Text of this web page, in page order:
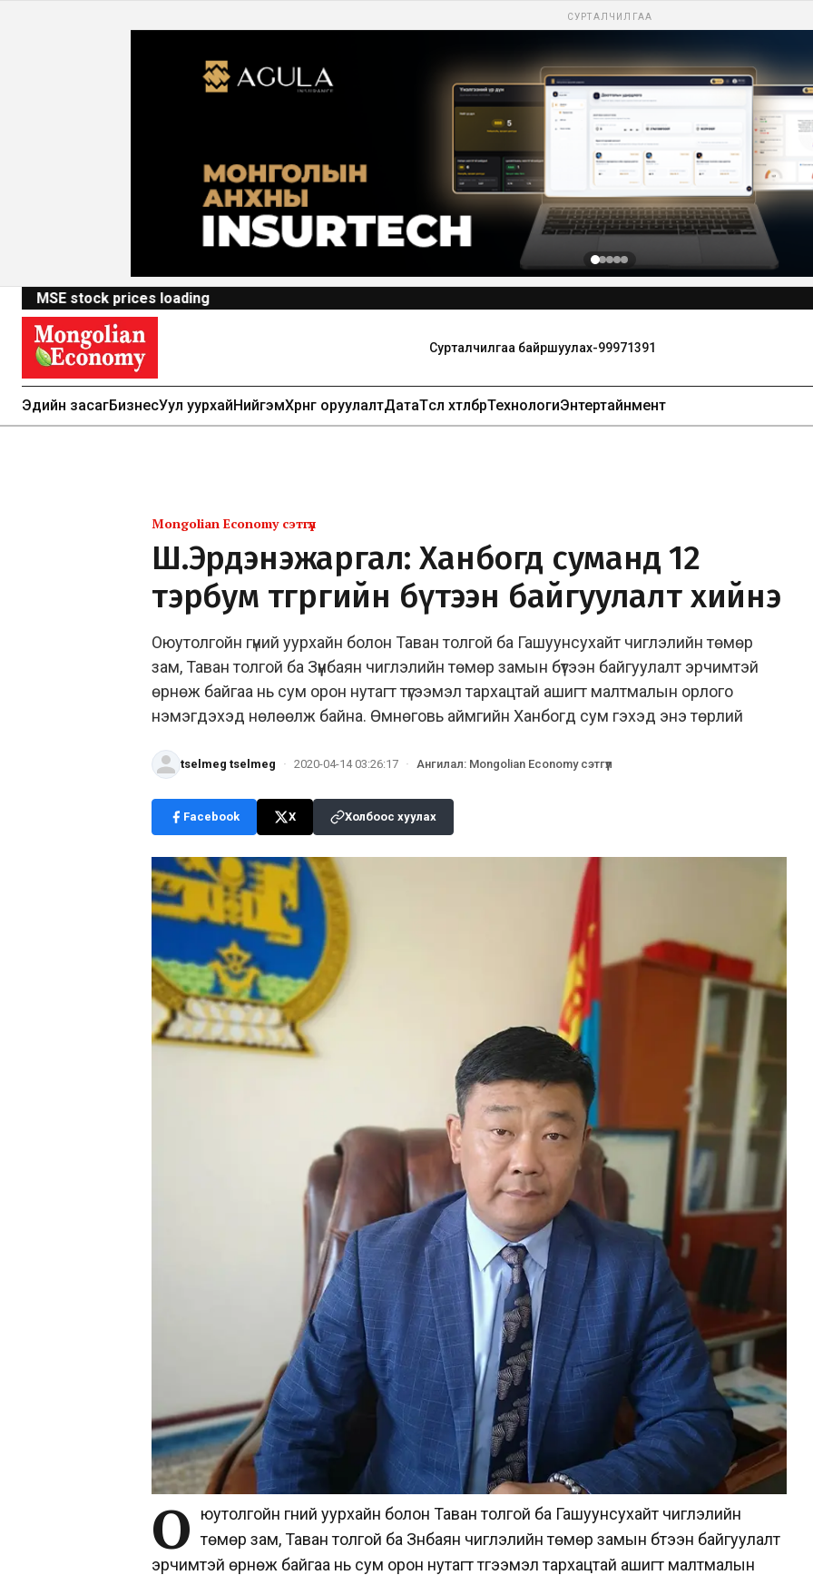
СУРТАЛЧИЛГАА
MSE stock prices loading
Эдийн засагБизнесУул уурхайНийгэмХөрөнгө оруулалтДатаТөсөл хөтөлбөрТехнологиЭнтертайнмент
Mongolian Economy сэтгүүл
Ш.Эрдэнэжаргал: Ханбогд суманд 12
тэрбум төгрөгийн бүтээн байгуулалт хийнэ
Оюутолгойн гүний уурхайн болон Таван толгой ба Гашуунсухайт чиглэлийн төмөр
зам, Таван толгой ба Зүүнбаян чиглэлийн төмөр замын бүтээн байгуулалт эрчимтэй
өрнөж байгаа нь сум орон нутагт түгээмэл тархацтай ашигт малтмалын орлого
нэмэгдэхэд нөлөөлж байна. Өмнөговь аймгийн Ханбогд сум гэхэд энэ төрлий
tselmeg tselmeg · 2020-04-14 03:26:17 · Ангилал: Mongolian Economy сэтгүүл
Facebook X Холбоос хуулах
О
юутолгойн гүний уурхайн болон Таван толгой ба Гашуунсухайт чиглэлийн
төмөр зам, Таван толгой ба Зүүнбаян чиглэлийн төмөр замын бүтээн байгуулалт
эрчимтэй өрнөж байгаа нь сум орон нутагт түгээмэл тархацтай ашигт малтмалын